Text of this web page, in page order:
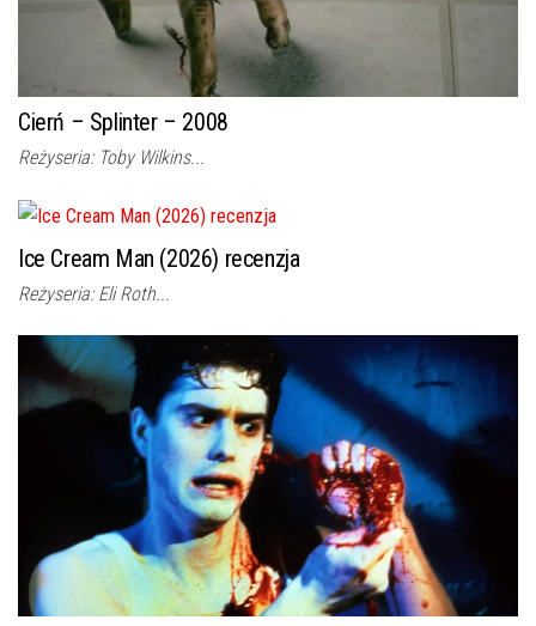
Cierń – Splinter – 2008
Reżyseria: Toby Wilkins...
Ice Cream Man (2026) recenzja
Reżyseria: Eli Roth...